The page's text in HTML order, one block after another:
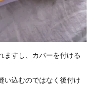
ますし、カバーを付ける
い込むのではなく後付け